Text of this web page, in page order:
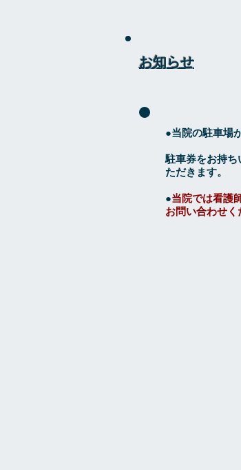
お知らせ
●当院の駐車場
駐車券をお持
ただきます。
●当院では看護
お問い合わせく